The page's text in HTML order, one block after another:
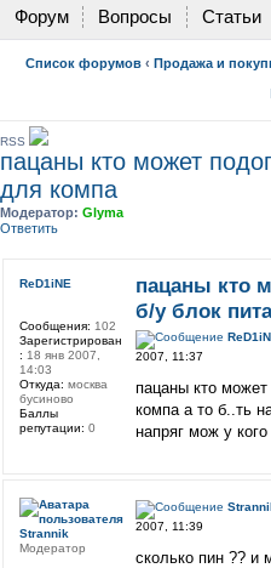
Форум Вопросы Статьи
Список форумов ‹ Продажа и
RSS
пацаны кто может
для компа
Модератор: Glyma
Ответить
пацаны кто
б/у блок
2007, 11:37
пацаны кто может
компа а то б..ть
напряг мож у
ReD1iNE
Сообщения: 102
Зарегистрирован
: 18 янв 2007,
14:03
Откуда: москва
бусиново
Баллы
репутации: 0
2007, 11:39
сколько пин ?? и
Strannik
Модератор